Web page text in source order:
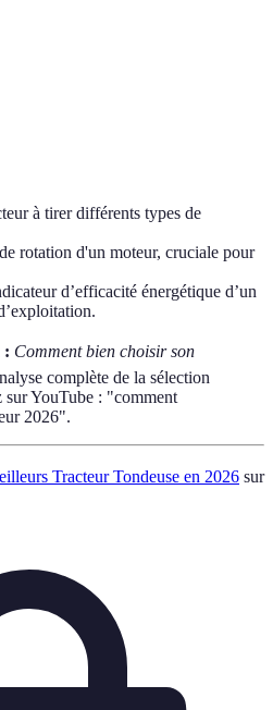
à tirer différents types de
rotation d'un moteur, cruciale pour
d’efficacité énergétique d’un
: Comment bien choisir son
complète de la sélection
sur YouTube : "comment
2026".
Tracteur Tondeuse en 2026 sur